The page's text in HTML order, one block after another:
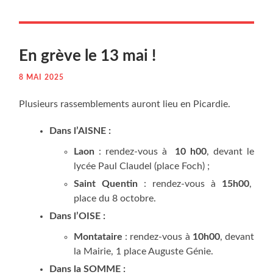
En grève le 13 mai !
8 MAI 2025
Plu­sieurs ras­sem­ble­ments auront lieu en Picardie.
Dans l’AISNE :
Laon : ren­dez-vous à 10 h00, devant le
lycée Paul Clau­del (place Foch) ;
Saint Quen­tin : ren­dez-vous à 15h00,
place du 8 octobre.
Dans l’OISE :
Mon­ta­taire : ren­dez-vous à 10h00, devant
la Mai­rie, 1 place Auguste Génie.
Dans la SOMME :